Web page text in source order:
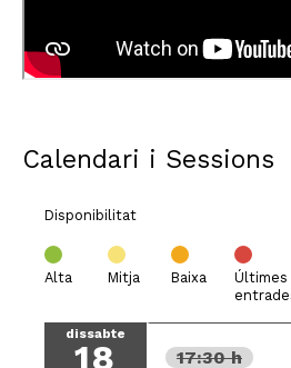
Calendari i Sessions
Disponibilitat
Alta Mitja Baixa
Últimes
dissabte
18 17:30 h